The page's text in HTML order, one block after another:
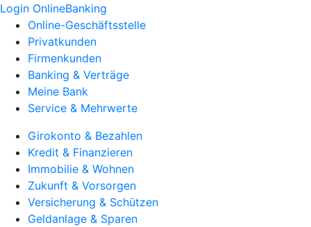
Login OnlineBanking
Online-Geschäftsstelle
Privatkunden
Firmenkunden
Banking & Verträge
Meine Bank
Service & Mehrwerte
Girokonto & Bezahlen
Kredit & Finanzieren
Immobilie & Wohnen
Zukunft & Vorsorgen
Versicherung & Schützen
Geldanlage & Sparen